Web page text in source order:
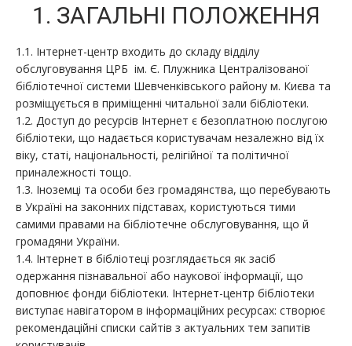
1. ЗАГАЛЬНІ ПОЛОЖЕННЯ
1.1. Інтернет-центр входить до складу відділу
обслуговування ЦРБ ім. Є. Плужника Централізованої
бібліотечної системи Шевченківського району м. Києва та
розміщується в приміщенні читальної зали бібліотеки.
1.2. Доступ до ресурсів Інтернет є безоплатною послугою
бібліотеки, що надається користувачам незалежно від їх
віку, статі, національності, релігійної та політичної
приналежності тощо.
1.3. Іноземці та особи без громадянства, що перебувають
в Україні на законних підставах, користуються тими
самими правами на бібліотечне обслуговування, що й
громадяни України.
1.4. Інтернет в бібліотеці розглядається як засіб
одержання пізнавальної або наукової інформації, що
доповнює фонди бібліотеки. Інтернет-центр бібліотеки
виступає навігатором в інформаційних ресурсах: створює
рекомендаційні списки сайтів з актуальних тем запитів